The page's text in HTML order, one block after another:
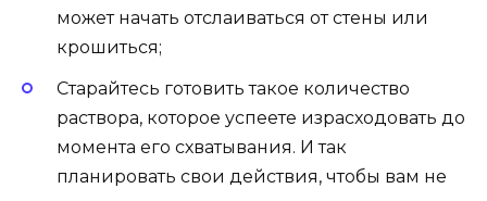
может начать отслаиваться от стены или
крошиться;
Старайтесь готовить такое количество
раствора, которое успеете израсходовать до
момента его схватывания. И так
планировать свои действия, чтобы вам не